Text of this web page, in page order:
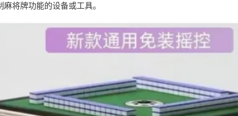
麻将牌功能的设备或工具。